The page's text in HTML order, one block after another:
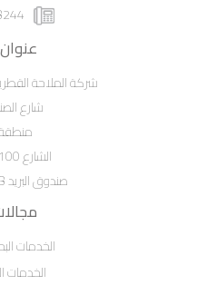
4483 974+
شركة الملاحة
شارع
الشارع 100، المنطقة 56
صندوق البريد 153، الدوحة، قطر
الخدمات
الخدمات